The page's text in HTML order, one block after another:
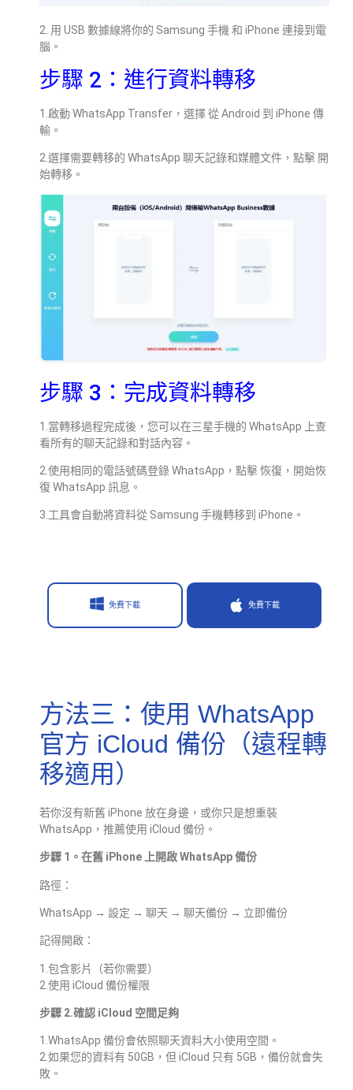
2. 用 USB 數據線將你的 Samsung 手機 和 iPhone 連接到電
腦。
步驟 2：進行資料轉移
1.啟動 WhatsApp Transfer，選擇 從 Android 到 iPhone 傳
輸。
2.選擇需要轉移的 WhatsApp 聊天記錄和媒體文件，點擊 開
始轉移。
步驟 3：完成資料轉移
1.當轉移過程完成後，您可以在三星手機的 WhatsApp 上查
看所有的聊天記錄和對話內容。
2.使用相同的電話號碼登錄 WhatsApp，點擊 恢復，開始恢
復 WhatsApp 訊息。
3.工具會自動將資料從 Samsung 手機轉移到 iPhone。
免費下載 免費下載
方法三：使用 WhatsApp
官方 iCloud 備份（遠程轉
移適用）
若你沒有新舊 iPhone 放在身邊，或你只是想重裝
WhatsApp，推薦使用 iCloud 備份。
步驟 1。在舊 iPhone 上開啟 WhatsApp 備份
路徑：
WhatsApp → 設定 → 聊天 → 聊天備份 → 立即備份
記得開啟：
1.包含影片（若你需要）
2.使用 iCloud 備份權限
步驟 2.確認 iCloud 空間足夠
1.WhatsApp 備份會依照聊天資料大小使用空間。
2.如果您的資料有 50GB，但 iCloud 只有 5GB，備份就會失
敗。